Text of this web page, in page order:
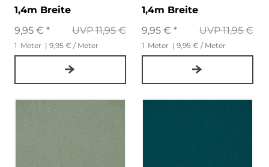
1,4m Breite
UVP 11,95 €
9,95 € *
1 Meter | 9,95 € / Meter
1,4m Breite
UVP 11,95 €
9,95 € *
1 Meter | 9,95 € / Meter